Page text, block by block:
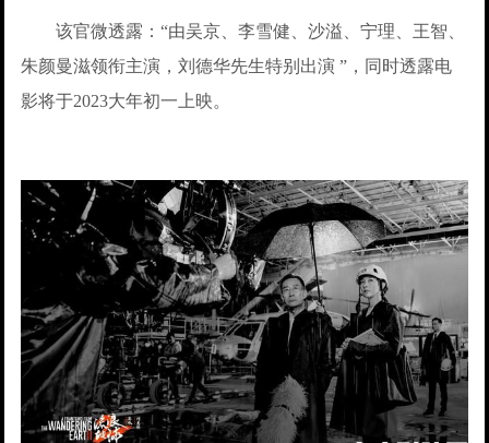
该官微透露：“由吴京、李雪健、沙溢、宁理、王智、
朱颜曼滋领衔主演，刘德华先生特别出演 ”，同时透露电
影将于2023大年初一上映。